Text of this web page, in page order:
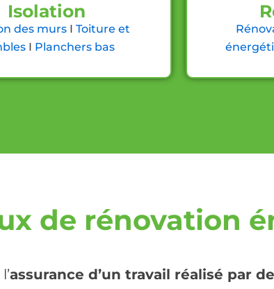
Isolation
des murs I Toiture et
I Planchers bas
de rénovation
assurance d’un travail réalisé par